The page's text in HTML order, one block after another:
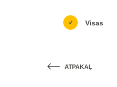
Visas
ATPAKAĻ